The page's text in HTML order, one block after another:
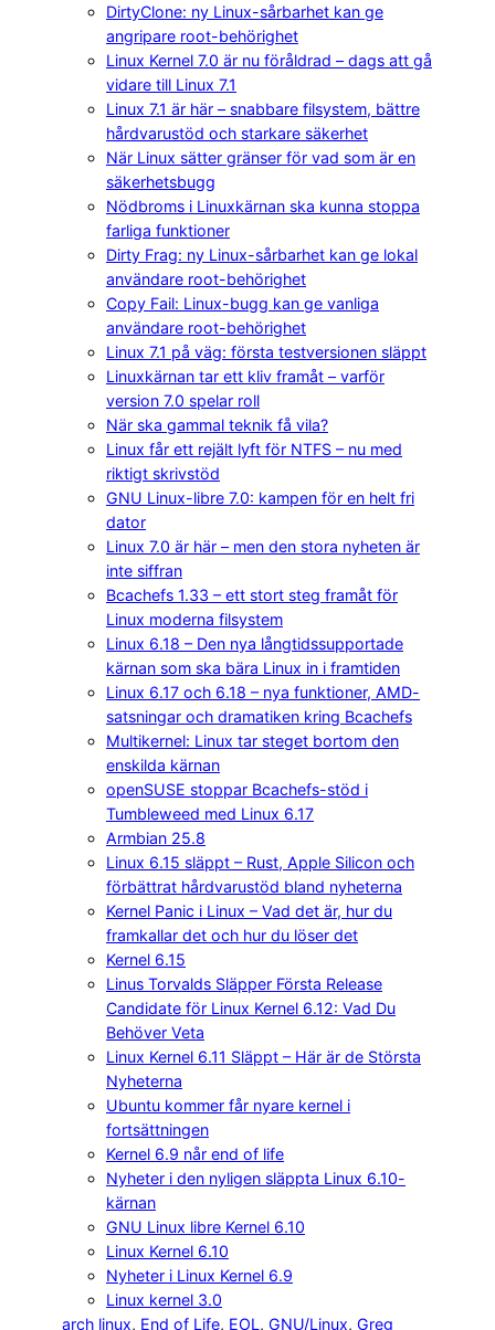
DirtyClone: ny Linux-sårbarhet kan ge
angripare root-behörighet
Linux Kernel 7.0 är nu föråldrad – dags att gå
vidare till Linux 7.1
Linux 7.1 är här – snabbare filsystem, bättre
hårdvarustöd och starkare säkerhet
När Linux sätter gränser för vad som är en
säkerhetsbugg
Nödbroms i Linuxkärnan ska kunna stoppa
farliga funktioner
Dirty Frag: ny Linux-sårbarhet kan ge lokal
användare root-behörighet
Copy Fail: Linux-bugg kan ge vanliga
användare root-behörighet
Linux 7.1 på väg: första testversionen släppt
Linuxkärnan tar ett kliv framåt – varför
version 7.0 spelar roll
När ska gammal teknik få vila?
Linux får ett rejält lyft för NTFS – nu med
riktigt skrivstöd
GNU Linux-libre 7.0: kampen för en helt fri
dator
Linux 7.0 är här – men den stora nyheten är
inte siffran
Bcachefs 1.33 – ett stort steg framåt för
Linux moderna filsystem
Linux 6.18 – Den nya långtidssupportade
kärnan som ska bära Linux in i framtiden
Linux 6.17 och 6.18 – nya funktioner, AMD-
satsningar och dramatiken kring Bcachefs
Multikernel: Linux tar steget bortom den
enskilda kärnan
openSUSE stoppar Bcachefs-stöd i
Tumbleweed med Linux 6.17
Armbian 25.8
Linux 6.15 släppt – Rust, Apple Silicon och
förbättrat hårdvarustöd bland nyheterna
Kernel Panic i Linux – Vad det är, hur du
framkallar det och hur du löser det
Kernel 6.15
Linus Torvalds Släpper Första Release
Candidate för Linux Kernel 6.12: Vad Du
Behöver Veta
Linux Kernel 6.11 Släppt – Här är de Största
Nyheterna
Ubuntu kommer får nyare kernel i
fortsättningen
Kernel 6.9 når end of life
Nyheter i den nyligen släppta Linux 6.10-
kärnan
GNU Linux libre Kernel 6.10
Linux Kernel 6.10
Nyheter i Linux Kernel 6.9
Linux kernel 3.0
arch linux, End of Life, EOL, GNU/Linux, Greg